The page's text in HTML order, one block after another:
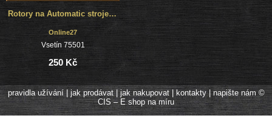
Rotory na Automatic strojek Miyota
Online27
Vsetín 75501
250 Kč
pravidla užívání|jak prodávat| jak nakupovat|kontakty|napište nám ©
CIS – E shop na míru